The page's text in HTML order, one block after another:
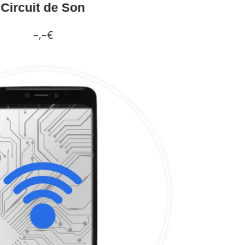
Circuit de Son
–,–€